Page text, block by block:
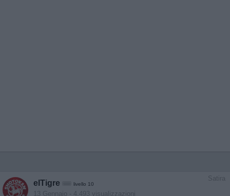
Satira
elTigre livello 10
13 Gennaio - 4.493 visualizzazioni